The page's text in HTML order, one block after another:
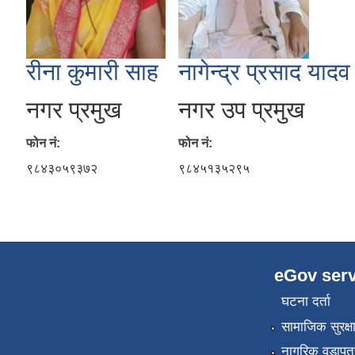
रीना कुमारी साह
नगर प्रमुख
फोन नं:
९८४३०५९३७२
नागेन्द्र प्रसाद यादव
नगर उप प्रमुख
फोन नं:
९८४५१३५२९५
eGov
घटना दर्ता
सामाजिक सुरक्षा
नागरिक